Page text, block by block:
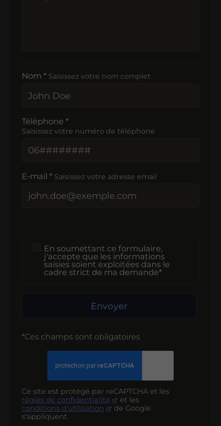
Nom * Saisissez votre nom complet
Téléphone *
Saisissez votre numéro de téléphone
E-mail * Saisissez votre adresse email
En soumettant ce formulaire,
j'accepte que les informations
saisies soient exploitées dans le
cadre strict de ma demande*
Envoyer
*Ces champs sont obligatoires
Ce site est protégé par reCAPTCHA et les
règles de confidentialité
et les
conditions d'utilisation
de Google
s'appliquent.